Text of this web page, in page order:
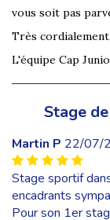
vous soit pas
Très cordialement,
L'équipe Cap
Stage
Martin P 22/07/
Stage sportif
encadrants
Pour son 1er